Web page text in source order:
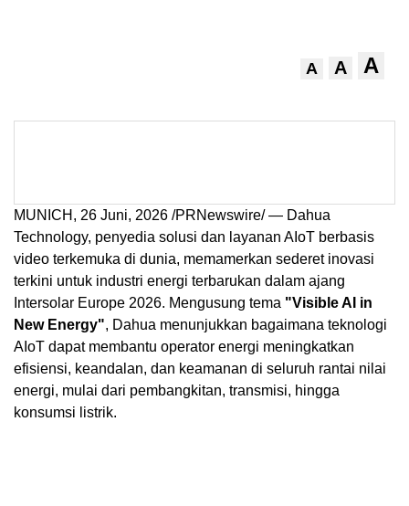
A A A
MUNICH , 26 Juni, 2026 /PRNewswire/ — Dahua
Technology, penyedia solusi dan layanan AIoT berbasis
video terkemuka di dunia, memamerkan sederet inovasi
terkini untuk industri energi terbarukan dalam ajang
Intersolar Europe 2026. Mengusung tema "Visible AI in
New Energy", Dahua menunjukkan bagaimana teknologi
AIoT dapat membantu operator energi meningkatkan
efisiensi, keandalan, dan keamanan di seluruh rantai nilai
energi, mulai dari pembangkitan, transmisi, hingga
konsumsi listrik.